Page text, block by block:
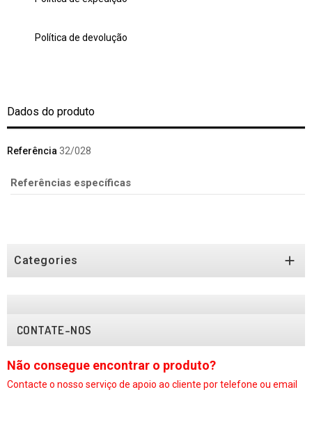
Política de devolução
Dados do produto
Referência 32/028
Referências específicas
Categories 
CONTATE-NOS
Não consegue encontrar o produto?
Contacte o nosso serviço de apoio ao cliente por telefone ou email